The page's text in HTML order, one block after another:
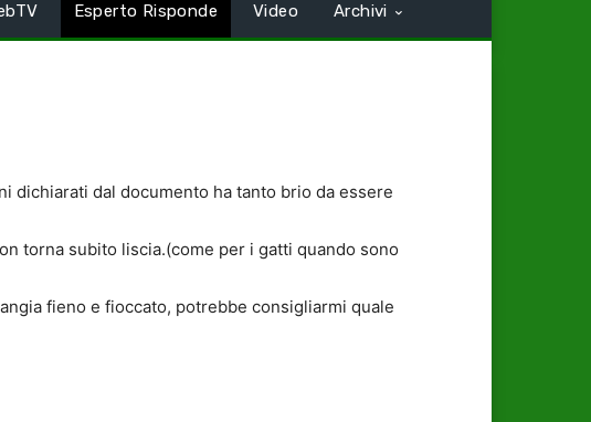
Esperto Risponde Video Archivi
dichiarati dal documento ha tanto brio da essere
torna subito liscia.(come per i gatti quando sono
fieno e fioccato, potrebbe consigliarmi quale